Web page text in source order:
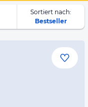
Sortiert nach:
Bestseller